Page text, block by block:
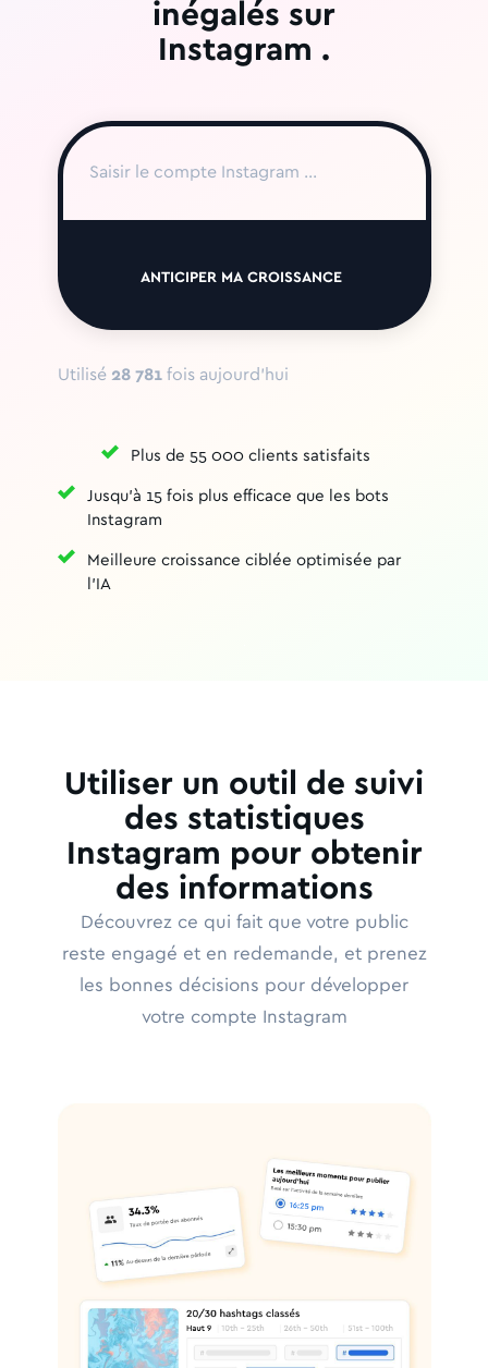
inégalés sur
Instagram .
ANTICIPER MA CROISSANCE
Utilisé 28 781fois aujourd'hui
Plus de 55 000 clients satisfaits
Jusqu'à 15 fois plus efficace que les bots
Instagram
Meilleure croissance ciblée optimisée par
l'IA
Utiliser un outil de suivi
des statistiques
Instagram pour obtenir
des informations
Découvrez ce qui fait que votre public
reste engagé et en redemande, et prenez
les bonnes décisions pour développer
votre compte Instagram